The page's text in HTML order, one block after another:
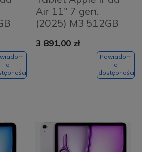
o
Air 11" 7 gen.
(2025) M3 512GB
poświata -
3 891,00 zł
Powiadom
o
dostępności